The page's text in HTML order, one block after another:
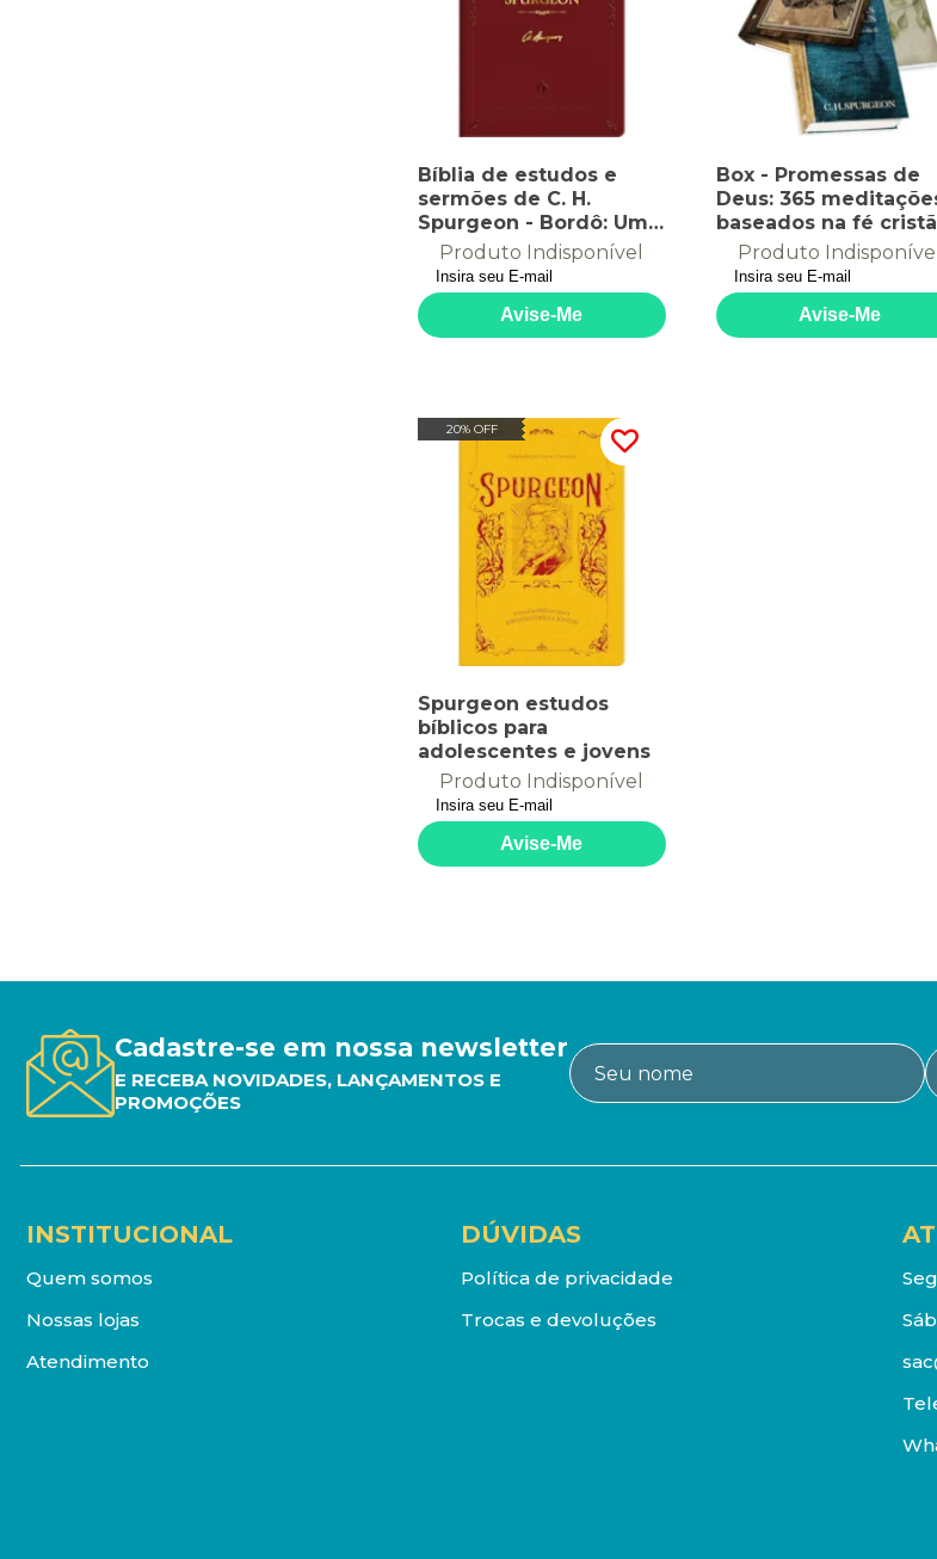
Bíblia de estudos e
sermões de C. H.
Spurgeon - Bordô: Uma
bíblia repleta de
ferramentas para você
aprender com o
príncipe dos
pregadores
Produto Indisponível
Box - Promessas de
Deus: 365
baseados na fé cristã
Produto Indisponível
20% OFF
Spurgeon estudos
bíblicos para
adolescentes e jovens
Produto Indisponível
Cadastre-se em nossa newsletter
E RECEBA NOVIDADES, LANÇAMENTOS E
PROMOÇÕES
INSTITUCIONAL
Quem somos
Nossas lojas
Atendimento
DÚVIDAS
Política de privacidade
Trocas e devoluções